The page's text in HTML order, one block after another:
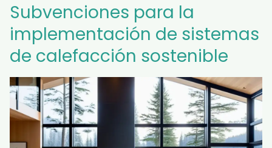
Subvenciones para la
implementación de sistemas
de calefacción sostenible